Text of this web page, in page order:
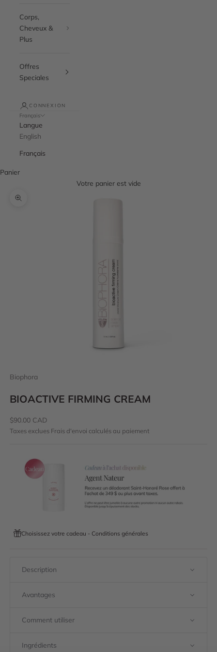
Corps,
Cheveux &
Plus
Offres
Speciales
CONNEXION
Français
Langue
English
Français
Panier
Votre panier est vide
Zoomer sur l'image
Biophora
BIOACTIVE FIRMING CREAM
Prix de vente
$90.00 CAD
Taxes exclues Frais d'envoi calculés au paiement
Choisissez votre cadeau - Conditions générales
Description
Avantages
Comment utiliser
Ingrédients